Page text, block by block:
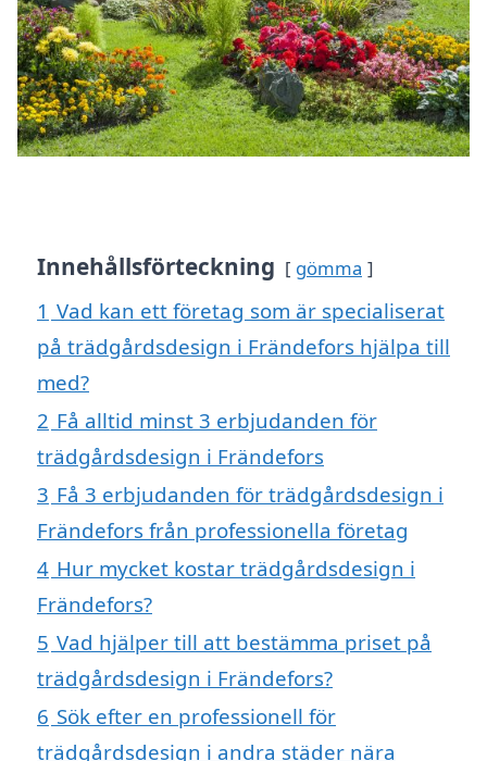
Innehållsförteckning gömma
1 Vad kan ett företag som är specialiserat
på trädgårdsdesign i Frändefors hjälpa till
med?
2 Få alltid minst 3 erbjudanden för
trädgårdsdesign i Frändefors
3 Få 3 erbjudanden för trädgårdsdesign i
Frändefors från professionella företag
4 Hur mycket kostar trädgårdsdesign i
Frändefors?
5 Vad hjälper till att bestämma priset på
trädgårdsdesign i Frändefors?
6 Sök efter en professionell för
trädgårdsdesign i andra städer nära